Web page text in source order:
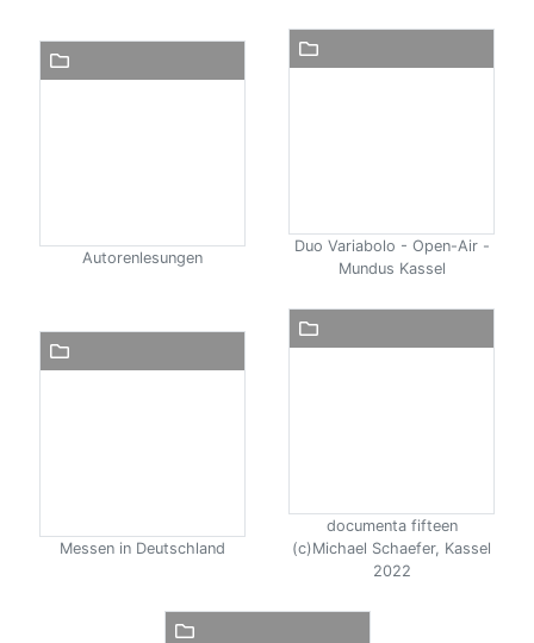
Autorenlesungen
Duo Variabolo - Open-Air -
Mundus Kassel
Messen in Deutschland
documenta fifteen
(c)Michael Schaefer, Kassel
2022